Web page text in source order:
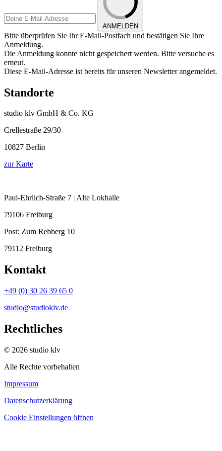
ANMELDEN
Bitte überprüfen Sie Ihr E-Mail-Postfach und bestätigen Sie Ihre
Anmeldung.
Die Anmeldung konnte nicht gespeichert werden. Bitte versuche es
erneut.
Diese E-Mail-Adresse ist bereits für unseren Newsletter angemeldet.
Standorte
studio klv GmbH & Co. KG
Crellestraße 29/30
10827 Berlin
zur Karte
Paul-Ehrlich-Straße 7 | Alte Lokhalle
79106 Freiburg
Post: Zum Rebberg 10
79112 Freiburg
Kontakt
+49 (0) 30 26 39 65 0
studio@studioklv.de
Rechtliches
© 2026 studio klv
Alle Rechte vorbehalten
Impressum
Datenschutzerklärung
Cookie Einstellungen öffnen